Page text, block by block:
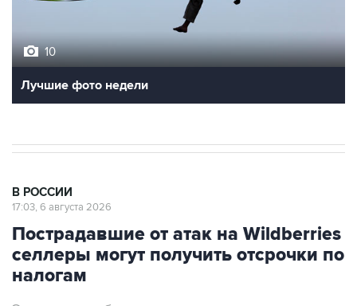
Лучшие фото недели
Пострадавшие от атак на Wildberries
селлеры могут получить отсрочки по
налогам
Этот вопрос обсуждается в правительстве,